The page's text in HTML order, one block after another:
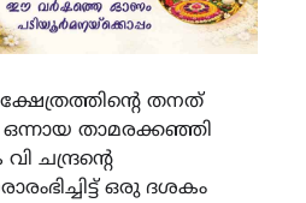
തനത്
താമരക്കഞ്ഞി
ചന്ദ്രന്റെ
ഒരു ദശകം